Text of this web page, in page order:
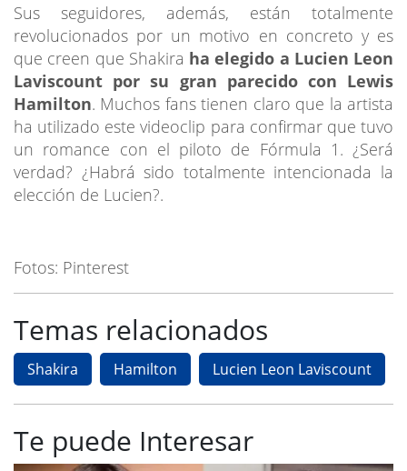
Sus seguidores, además, están totalmente
revolucionados por un motivo en concreto y es
que creen que Shakira ha elegido a Lucien Leon
Laviscount por su gran parecido con Lewis
Hamilton. Muchos fans tienen claro que la artista
ha utilizado este videoclip para confirmar que tuvo
un romance con el piloto de Fórmula 1. ¿Será
verdad? ¿Habrá sido totalmente intencionada la
elección de Lucien?.
Fotos: Pinterest
Temas relacionados
Shakira Hamilton Lucien Leon Laviscount
Te puede Interesar